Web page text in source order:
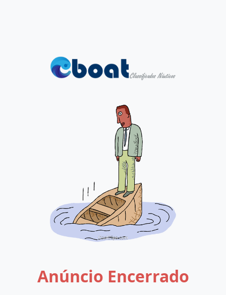
Anúncio Encerrado